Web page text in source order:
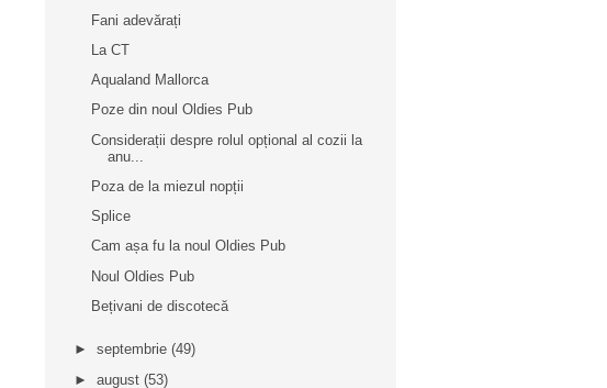
Fani adevărați
La CT
Aqualand Mallorca
Poze din noul Oldies Pub
Considerații despre rolul opțional al cozii la
anu...
Poza de la miezul nopții
Splice
Cam așa fu la noul Oldies Pub
Noul Oldies Pub
Bețivani de discotecă
► septembrie (49)
► august (53)